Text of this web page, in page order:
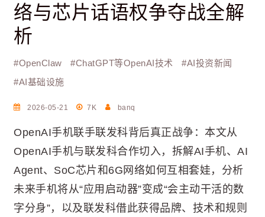
络与芯片话语权争夺战全解
析
#OpenClaw #ChatGPT等OpenAI技术 #AI投资新闻
#AI基础设施
2026-05-21 7K banq
OpenAI手机联手联发科背后真正战争：本文从
OpenAI手机与联发科合作切入，拆解AI手机、AI
Agent、SoC芯片和6G网络如何互相套娃，分析
未来手机将从“应用启动器”变成“会主动干活的数
字分身”，以及联发科借此获得品牌、技术和规则